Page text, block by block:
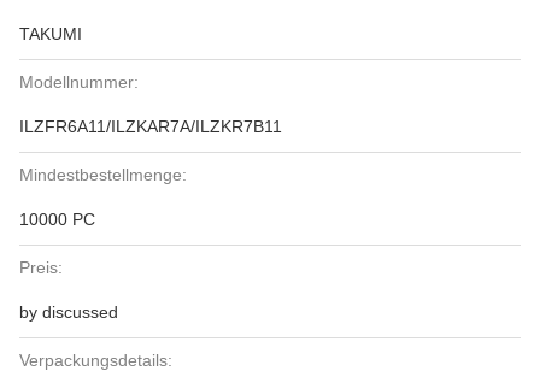
TAKUMI
Modellnummer:
ILZFR6A11/ILZKAR7A/ILZKR7B11
Mindestbestellmenge:
10000 PC
Preis:
by discussed
Verpackungsdetails: